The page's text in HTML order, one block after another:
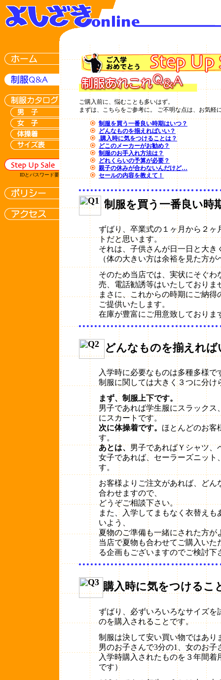
IDとパスワード要
ご購入前に、悩むことも多いはず。
まずは、こちらをご参考に。 ご不明な点は、お気軽
制服を買う一番良い時期はいつ？
どんなものを揃えればいい？
.購入時に気をつけることは？
どこのメーカーがお勧め？
制服のお手入れ方法は？
どれくらいの予算が必要？
親子の休みが合わないんだけど…
セールの内容を教えて！
制服を買う一番良い時
ずばり、卒業式の１ヶ月から２ヶ
トだと思います。
それは、子供さんが日一日と大き
（体の大きい方は余裕を見た方が
そのため当店では、実状にそぐわ
売、電話勧誘等はいたしておりま
まさに、これからの時期にご納
ご提供いたします。
在庫が豊富にご用意致しておりま
どんなものを揃えれば
入学時に必要なものは多種多様で
制服に関しては大きく３つに分け
まず、制服上下です。
男子であれば学生服にスラックス
にスカートです。
次に体操着です。 ほとんどのお客
す。
あとは、 男子であればＹシャツ、
女子であれば、セーラーズニット
す。
お客様よりご注文があれば、どん
合わせますので、
どうぞご相談下さい。
また、入学してまもなく衣替え
いよう、
夏物のご準備も一緒にされた方が
当店で夏物も合わせてご購入いた
る企画もございますのでご検討下
購入時に気をつけるこ
ずばり、必ずいろいろなサイズを
のを購入されることです。
制服は決して安い買い物ではあり
男のお子さんで3分の1、女のお子
入学時購入されたものを３年間
です）